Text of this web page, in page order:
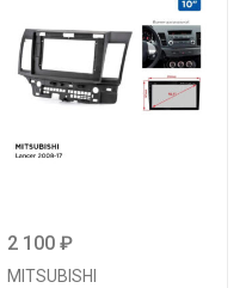
2 100 ₽
MITSUBISHI